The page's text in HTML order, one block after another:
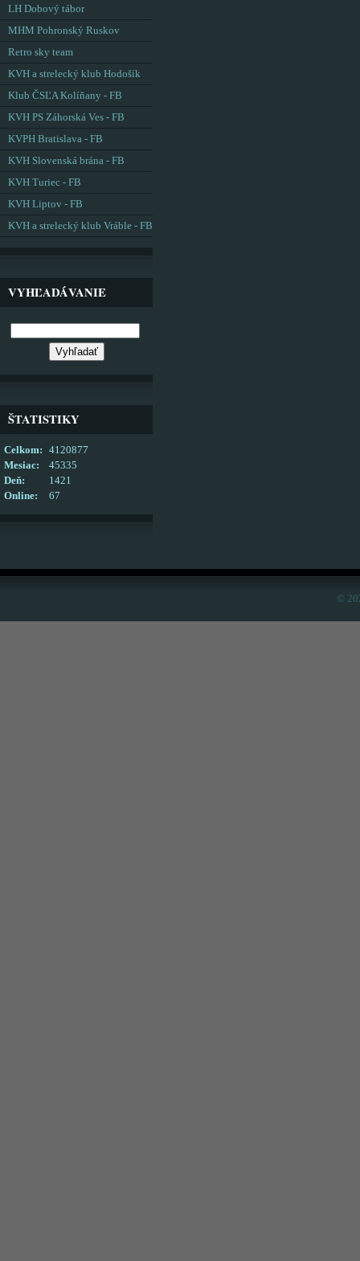
LH Dobový tábor
MHM Pohronský Ruskov
Retro sky team
KVH a strelecký klub Hodošík
Klub ČSĽA Kolíňany - FB
KVH PS Záhorská Ves - FB
KVPH Bratislava - FB
KVH Slovenská brána - FB
KVH Turiec - FB
KVH Liptov - FB
KVH a strelecký klub Vráble - FB
VYHĽADÁVANIE
ŠTATISTIKY
Online: 67
Celkom:
4120877
Mesiac:
45335
Deň:
1421
©